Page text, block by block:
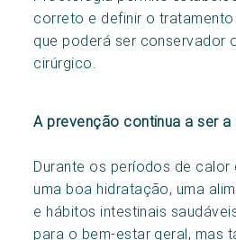
correto e definir o tratamento
que poderá ser conservador
cirúrgico.
A prevenção continua a ser
Durante os períodos de calor
uma boa hidratação, uma
e hábitos intestinais
para o bem-estar geral, mas